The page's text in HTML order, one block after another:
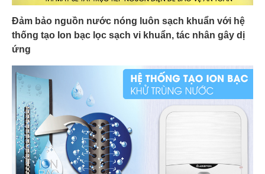
Đảm bảo nguồn nước nóng luôn sạch khuẩn với hệ
thống tạo Ion bạc lọc sạch vi khuẩn, tác nhân gây dị
ứng